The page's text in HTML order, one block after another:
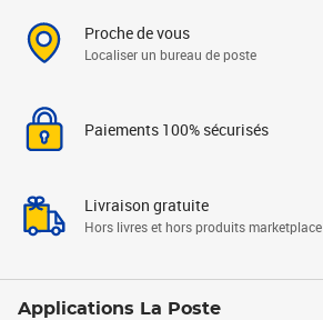
Proche de vous
Localiser un bureau de poste
Paiements 100% sécurisés
Livraison gratuite
Hors livres et hors produits marketplace
Applications La Poste